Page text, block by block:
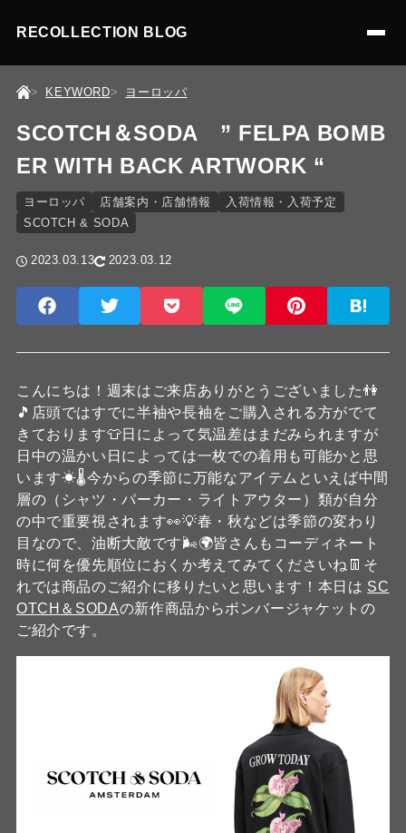
RECOLLECTION BLOG
KEYWORD ヨーロッパ
SCOTCH＆SODA ” FELPA BOMB
ER WITH BACK ARTWORK “
ヨーロッパ 店舗案内・店舗情報
入荷情報・入荷予定
SCOTCH & SODA
2023.03.13 2023.03.12
こんにちは！週末はご来店ありがとうございました👫
🎵店頭ではすでに半袖や長袖をご購入される方がでて
きております👕日によって気温差はまだみられますが
日中の温かい日によっては一枚での着用も可能かと思
います☀🌡今からの季節に万能なアイテムといえば中間
層の（シャツ・パーカー・ライトアウター）類が自分
の中で重要視されます👀💡春・秋などは季節の変わり
目なので、油断大敵です🌬🌍皆さんもコーディネート
時に何を優先順位におくか考えてみてくださいね👖そ
れでは商品のご紹介に移りたいと思います！本日は SC
OTCH＆SODAの新作商品からボンバージャケットの
ご紹介です。